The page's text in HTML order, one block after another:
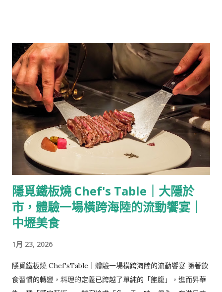
無界」標識的小鬍子則是她迷人的特色。 芙烈達出生在20世紀初
的墨西哥城，家境小康，在墨西哥的改革與變動裡成長，她因生
病而從小不良於行，並曾因遭受欺凌而短暫自卑，但父親對她的
陪伴與照顧讓她走出傷痛，像常人一樣生活並且自信又神采奕
奕，她在15歲時進入墨西哥最好的高中就讀，在哪裡遇上了初
戀，他們談論青春、政治與理想，芙烈達還有著成為醫生的夢
想。 而真正影響她人生的意外在她18歲的時候降臨，芙烈達乘坐
的巴士與一輛電車相撞，在這場車禍裡，她的脊椎被折成三段，
頸椎碎裂，一隻腳也被壓碎，一根金屬扶手穿進她的腹部，直穿
透她的陰部，她當時男友形容現場怵目驚心並且沒有人相信芙烈
達能活下來，而芙烈達也在往後的日子裡，因為這場車禍歷經了
無數次大小手術。 車禍後的芙烈達歷經了漫長的苦難與治療，並
在治療期間開始接觸藝術，開始透過繪畫紀錄自己的生活與情
戀悲痛欲絕，她將生命裡的磨難吸收作養分，將血淋淋的傷痕融
合象徵意義呈現在作品裡，那些有著濃烈的色彩、怵目驚心的構
圖的作品許多都來自於她對生活的體悟。 勝過生命的濃烈愛情，
與迪亞哥·利弗拉Diego Rivera 芙烈達的人生中除了藝術，還有
​隱覓鐵板燒 Chef's Table｜大隱於
市，體驗一場橫跨海陸的流動饗宴｜
中壢美食
1月 23, 2026
隱覓鐵板燒 Chef'sTable｜體驗一場橫跨海陸的流動饗宴 隨著飲
食習慣的轉變，料理的定義已跨越了單純的「飽腹」，進而昇華